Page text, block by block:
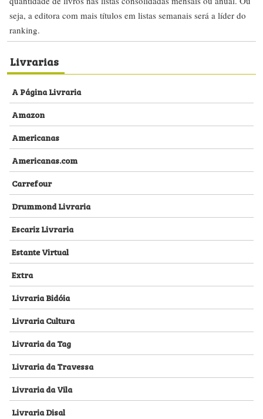
seja, a editora com mais títulos em listas semanais será a líder do
ranking.
Livrarias
A Página Livraria
Amazon
Americanas
Americanas.com
Carrefour
Drummond Livraria
Escariz Livraria
Estante Virtual
Extra
Livraria Bidóia
Livraria Cultura
Livraria da Tag
Livraria da Travessa
Livraria da Vila
Livraria Disal